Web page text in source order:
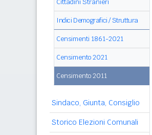
Cittadini Stranieri
Indici Demografici / Struttura
Censimenti 1861-2021
Censimento 2021
Censimento 2011
Sindaco, Giunta, Consiglio
Storico Elezioni Comunali